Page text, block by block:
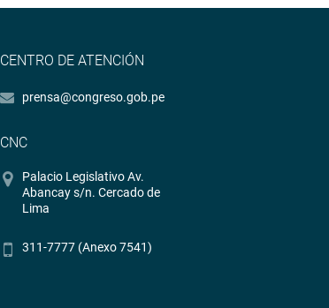
CENTRO DE ATENCIÓN
prensa@congreso.gob.pe
CNC
Palacio Legislativo Av.
Abancay s/n. Cercado de
Lima
311-7777 (Anexo 7541)